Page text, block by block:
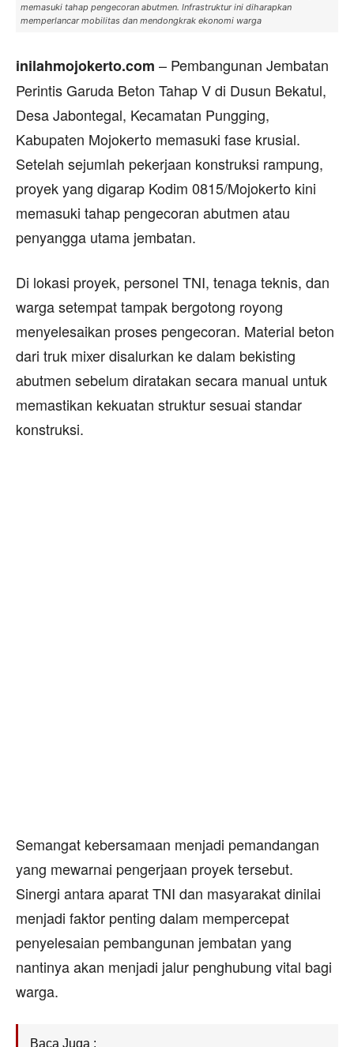
memasuki tahap pengecoran abutmen. Infrastruktur ini diharapkan
memperlancar mobilitas dan mendongkrak ekonomi warga
inilahmojokerto.com – Pembangunan Jembatan
Perintis Garuda Beton Tahap V di Dusun Bekatul,
Desa Jabontegal, Kecamatan Pungging,
Kabupaten Mojokerto memasuki fase krusial.
Setelah sejumlah pekerjaan konstruksi rampung,
proyek yang digarap Kodim 0815/Mojokerto kini
memasuki tahap pengecoran abutmen atau
penyangga utama jembatan.
Di lokasi proyek, personel TNI, tenaga teknis, dan
warga setempat tampak bergotong royong
menyelesaikan proses pengecoran. Material beton
dari truk mixer disalurkan ke dalam bekisting
abutmen sebelum diratakan secara manual untuk
memastikan kekuatan struktur sesuai standar
konstruksi.
Semangat kebersamaan menjadi pemandangan
yang mewarnai pengerjaan proyek tersebut.
Sinergi antara aparat TNI dan masyarakat dinilai
menjadi faktor penting dalam mempercepat
penyelesaian pembangunan jembatan yang
nantinya akan menjadi jalur penghubung vital bagi
warga.
Baca Juga :